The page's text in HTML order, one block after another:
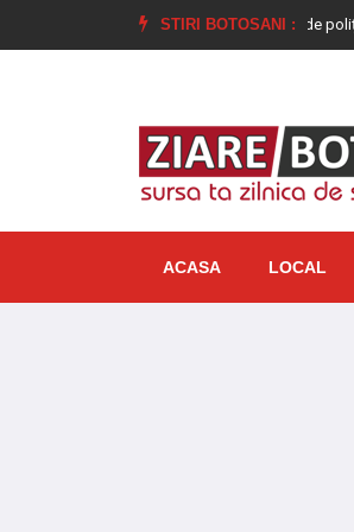
STIRI BOTOSANI :
pornografie infantilă, identificat de polițiști
ACASA LOCAL